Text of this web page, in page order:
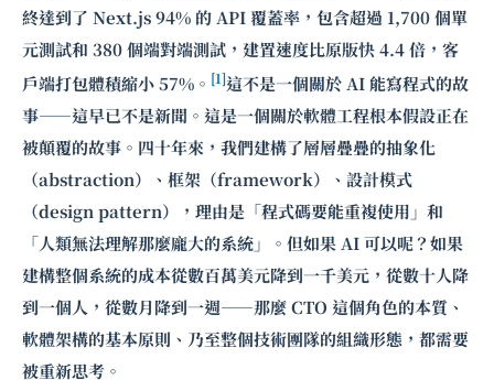
終達到了 Next.js 94% 的 API 覆蓋率，包含超過 1,700 個單
元測試和 380 個端對端測試，建置速度比原版快 4.4 倍，客
戶端打包體積縮小 57%。 [1]這不是一個關於 AI 能寫程式的故
事——這早已不是新聞。這是一個關於軟體工程根本假設正在
被顛覆的故事。四十年來，我們建構了層層疊疊的抽象化
（abstraction）、框架（framework）、設計模式
（design pattern），理由是「程式碼要能重複使用」和
「人類無法理解那麼龐大的系統」。但如果 AI 可以呢？如果
建構整個系統的成本從數百萬美元降到一千美元，從數十人降
到一個人，從數月降到一週——那麼 CTO 這個角色的本質、
軟體架構的基本原則、乃至整個技術團隊的組織形態，都需要
被重新思考。